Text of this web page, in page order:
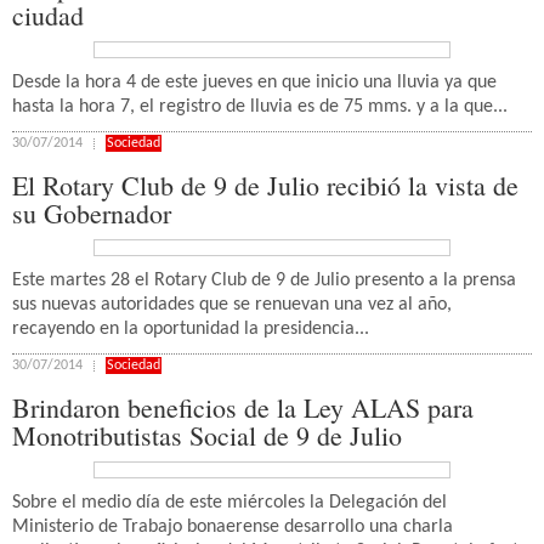
ciudad
Desde la hora 4 de este jueves en que inicio una lluvia ya que
hasta la hora 7, el registro de lluvia es de 75 mms. y a la que...
30/07/2014 Sociedad
El Rotary Club de 9 de Julio recibió la vista de
su Gobernador
Este martes 28 el Rotary Club de 9 de Julio presento a la prensa
sus nuevas autoridades que se renuevan una vez al año,
recayendo en la oportunidad la presidencia...
30/07/2014 Sociedad
Brindaron beneficios de la Ley ALAS para
Monotributistas Social de 9 de Julio
Sobre el medio día de este miércoles la Delegación del
Ministerio de Trabajo bonaerense desarrollo una charla